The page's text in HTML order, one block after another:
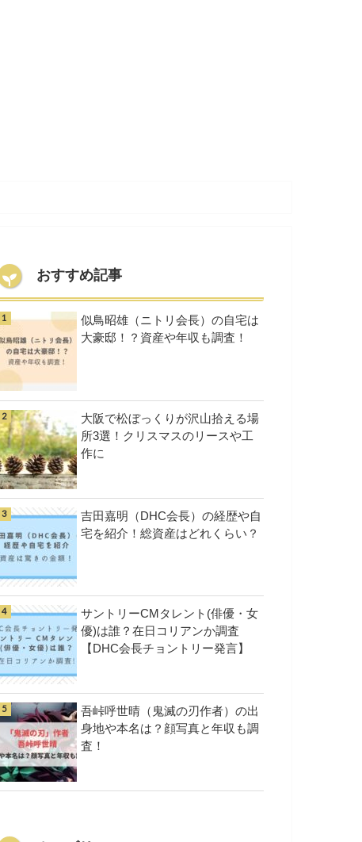
おすすめ記事
似鳥昭雄（ニトリ会長）の自宅は
大豪邸！？資産や年収も調査！
大阪で松ぼっくりが沢山拾える場
所3選！クリスマスのリースや工
作に
吉田嘉明（DHC会長）の経歴や自
宅を紹介！総資産はどれくらい？
サントリーCMタレント(俳優・女
優)は誰？在日コリアンか調査
【DHC会長チョントリー発言】
吾峠呼世晴（鬼滅の刃作者）の出
身地や本名は？顔写真と年収も調
査！